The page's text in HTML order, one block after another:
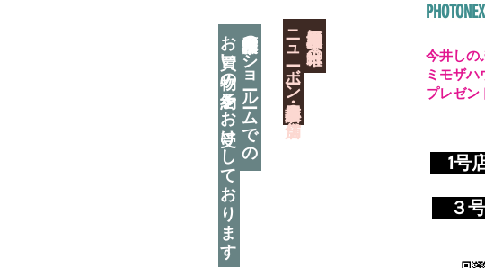
神奈川県相模原市に日本唯一の
​ニューボーン撮影用小道具店・３店舗
神奈川県相模原市のショールームでの
お買い物の予約をお受けしております 1号
​ ３
今井しの
ミモザ
プレゼン